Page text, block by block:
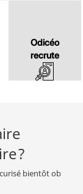
Odicéo
recrute
?
bientôt